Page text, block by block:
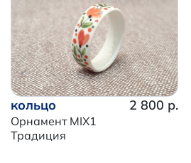
кольцо
Орнамент MIX1
Традиция
2 800 р.